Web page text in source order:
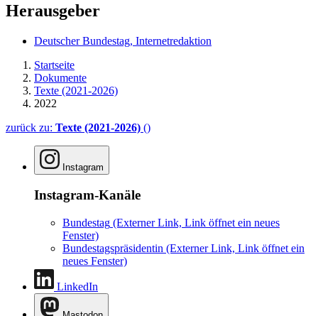
Herausgeber
Deutscher Bundestag, Internetredaktion
Startseite
Dokumente
Texte (2021-2026)
2022
zurück zu: Texte (2021-2026) ()
Instagram
Instagram-Kanäle
Bundestag (Externer Link, Link öffnet ein neues
Fenster)
Bundestagspräsidentin (Externer Link, Link öffnet ein
neues Fenster)
LinkedIn